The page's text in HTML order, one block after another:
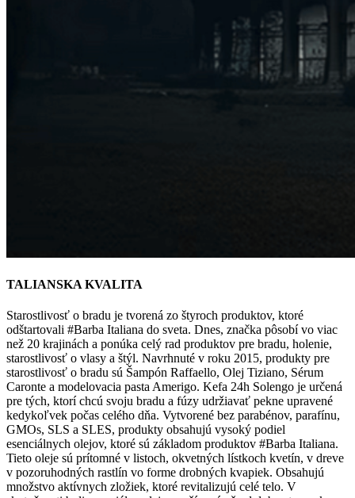
TALIANSKA KVALITA
Starostlivosť o bradu je tvorená zo štyroch produktov, ktoré
odštartovali #Barba Italiana do sveta. Dnes, značka pôsobí vo viac
než 20 krajinách a ponúka celý rad produktov pre bradu, holenie,
starostlivosť o vlasy a štýl. Navrhnuté v roku 2015, produkty pre
starostlivosť o bradu sú Šampón Raffaello, Olej Tiziano, Sérum
Caronte a modelovacia pasta Amerigo. Kefa 24h Solengo je určená
pre tých, ktorí chcú svoju bradu a fúzy udržiavať pekne upravené
kedykoľvek počas celého dňa. Vytvorené bez parabénov, parafínu,
GMOs, SLS a SLES, produkty obsahujú vysoký podiel
esenciálnych olejov, ktoré sú základom produktov #Barba Italiana.
Tieto oleje sú prítomné v listoch, okvetných lístkoch kvetín, v dreve
v pozoruhodných rastlín vo forme drobných kvapiek. Obsahujú
množstvo aktívnych zložiek, ktoré revitalizujú celé telo. V